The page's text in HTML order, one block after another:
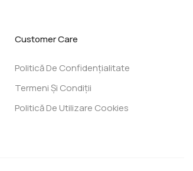
Customer Care
Politică De Confidențialitate
Termeni Și Condiții
Politică De Utilizare Cookies